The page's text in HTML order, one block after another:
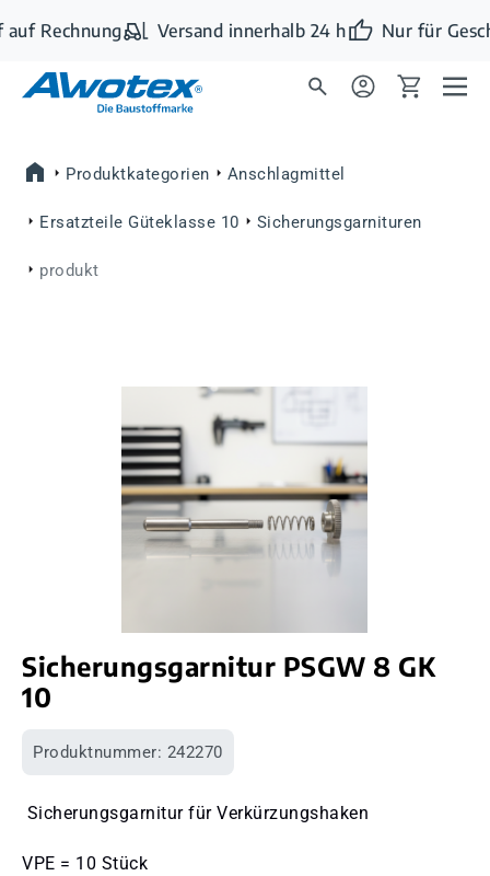
Zum Hauptinhalt springen
Rechnung Versand innerhalb 24 h Nur für
Produktkategorien Anschlagmittel
Ersatzteile Güteklasse 10 Sicherungsgarnituren
produkt
Bildergalerie überspringen
Sicherungsgarnitur PSGW 8 GK
10
Produktnummer: 242270
Sicherungsgarnitur für Verkürzungshaken
VPE = 10 Stück